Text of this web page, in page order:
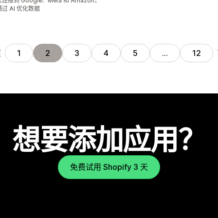
过 AI 优化数据
1 2 3 4 5 … 12
想要添加应用？
免费试用 Shopify 3 天